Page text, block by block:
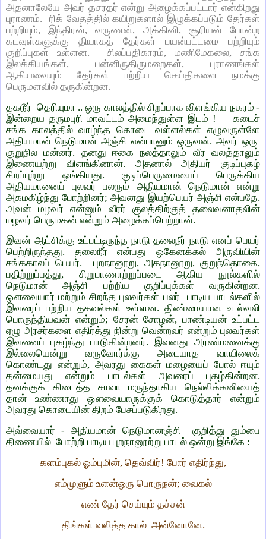
அதனாலேயே அவர் தசரதர் என்று அழைக்கப்பட்டார் என்கிறது
புராணம். ரிக் வேதத்தில் கயிறுகளால் இழுக்கப்படும் தேர்கள்
பற்றியும், இந்திரன், வருணன், அக்கினி, சூரியன் போன்ற
கடவுள்களுக்கு தியாகத் தேர்கள் பயன்பட்டமை பற்றியும்
குறிப்புகள் உள்ளன. சிலப்பதிகாரம், மணிமேகலை, சங்க
இலக்கியங்கள், பன்னிருதிருமறைகள், புராணங்கள்
ஆகியவையும் தேர்கள் பற்றிய செய்திகளை நமக்கு
பெருமளவில் தருகின்றன.
தகடூர் தெரியுமா .. ஒரு காலத்தில் சிறப்பாக விளங்கிய நகரம் -
இன்றைய தருமபுரி மாவட்டம் அமைந்துள்ள இடம் ! கடைச்
சங்க காலத்தில் வாழ்ந்த கொடை வள்ளல்கள் எழுவருள்ளே
அதியமான் நெடுமான் அஞ்சி என்பானும் ஒருவன். அவர் ஒரு
குறுநில மன்னர். தனது ஈகை நலத்தாலும் வீர வலத்தாலும்
இணையற்று விளங்கினான். அதனால் அதியர் குடிப்புகழ்
சிறப்புற்று ஓங்கியது. குடிப்பெருமையைப் பெருக்கிய
அதியமானைப் புலவர் பலரும் அதியமான் நெடுமான் என்று
அகமகிழ்ந்து போற்றினர்; அவனது இயற்பெயர் அஞ்சி என்பதே.
அவன் மழவர் என்னும் வீரர் குலத்திற்குத் தலைவனாதலின்
மழவர் பெருமகன் என்றும் அழைக்கப்பெற்றான்.
இவன் ஆட்சிக்கு உட்பட்டிருந்த நாடு தலைநீர் நாடு எனப் பெயர்
பெற்றிருந்தது. தலைநீர் என்பது ஒகேனக்கல் அருவியின்
சங்ககாலப் பெயர். புறநானூறு, அகநானூறு, குறுந்தொகை,
பதிற்றுப்பத்து, சிறுபாணாற்றுப்படை ஆகிய நூல்களில்
நெடுமான் அஞ்சி பற்றிய குறிப்புக்கள் வருகின்றன.
ஔவையார் மற்றும் சிறந்த புலவர்கள் பலர் பாடிய பாடல்களில்
இவரைப் பற்றிய தகவல்கள் உள்ளன. திண்மையான உடல்வலி
பொருந்தியவன் என்றும்; சேரன் சோழன், பாண்டியன் உட்பட்ட
ஏழு அரசர்களை எதிர்த்து நின்று வென்றவர் என்றும் புலவர்கள்
இவனைப் புகழ்ந்து பாடுகின்றனர். இவனது அரண்மனைக்கு
இல்லையென்று வருவோர்க்கு அடையாத வாயிலைக்
கொண்டது என்றும், அவரது கைகள் மழையைப் போல் ஈயும்
தன்மையது என்றும் பாடல்கள் அவரைப் புகழ்கின்றன.
தனக்குக் கிடைத்த சாவா மருந்தாகிய நெல்லிக்கனியைத்
தான் உண்ணாது ஔவையாருக்குக் கொடுத்தார் என்றும்
அவரது கொடையின் திறம் பேசப்படுகிறது.
அவ்வையார் - அதியமான் நெடுமானஞ்சி குறித்து தும்பை
திணையில் போற்றி பாடிய புறநானூற்று பாடல் ஒன்று இங்கே :
களம்புகல் ஓம்புமின், தெவ்விர்! போர் எதிர்ந்து,
எம்முளும் உளன்ஒரு பொருநன்; வைகல்
எண் தேர் செய்யும் தச்சன்
திங்கள் வலித்த கால் அன்னோனே.